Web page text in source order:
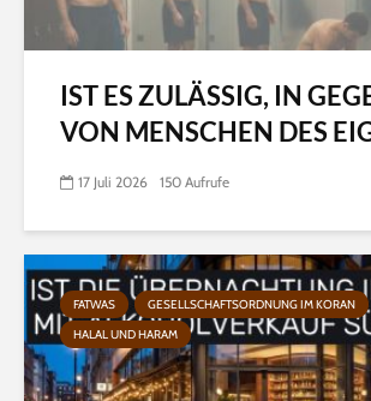
IST ES ZULÄSSIG, IN
VON MENSCHEN DES
17 Juli 2026 150 Aufrufe
FATWAS
GESELLSCHAFTSORDNUNG IM KORAN
HALAL UND HARAM